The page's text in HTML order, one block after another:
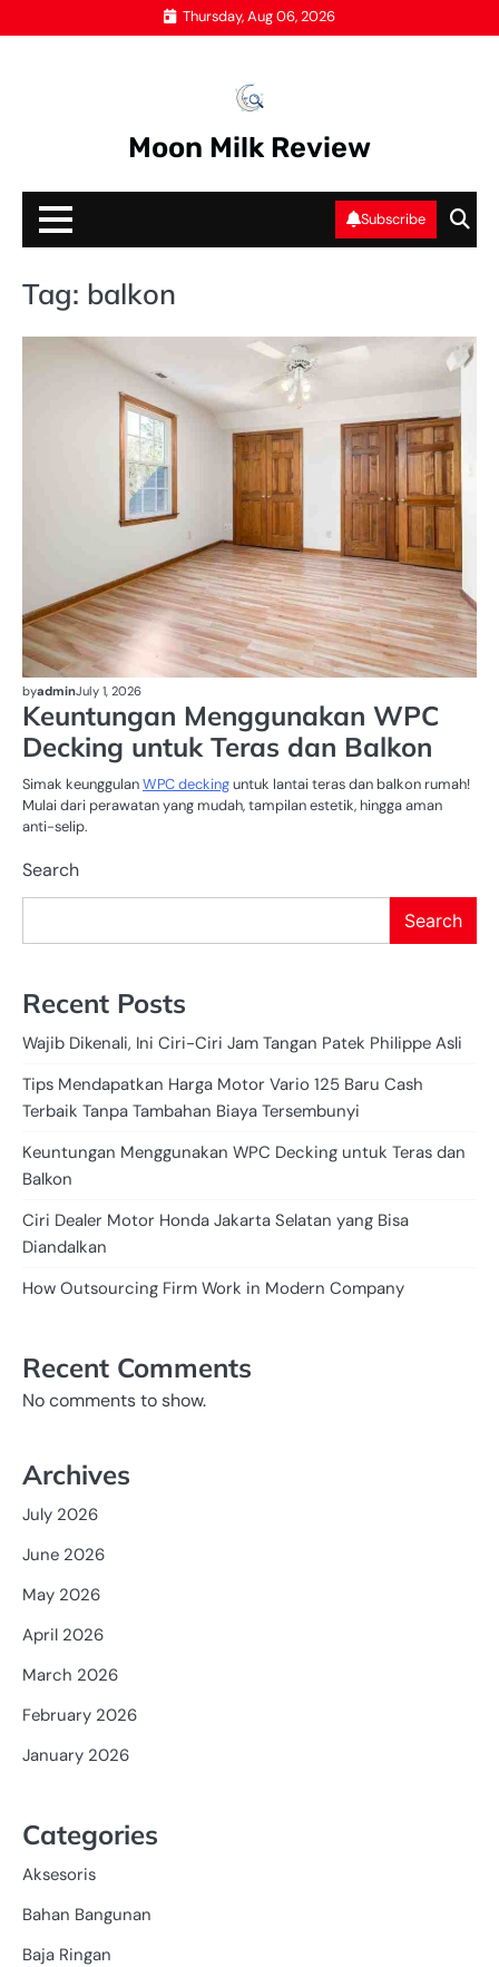
to
Thursday, Aug 06, 2026
Moon Milk Review
Subscribe
Tag: balkon
byadminJuly 1, 2026
Keuntungan Menggunakan WPC
Decking untuk Teras dan Balkon
Simak keunggulanWPC deckinguntuk lantai teras dan balkon rumah!
Mulai dari perawatan yang mudah, tampilan estetik, hingga aman
anti-selip.
Search
Search
Recent Posts
Wajib Dikenali, Ini Ciri-Ciri Jam Tangan Patek Philippe Asli
Tips Mendapatkan Harga Motor Vario 125 Baru Cash
Terbaik Tanpa Tambahan Biaya Tersembunyi
Keuntungan Menggunakan WPC Decking untuk Teras dan
Balkon
Ciri Dealer Motor Honda Jakarta Selatan yang Bisa
Diandalkan
How Outsourcing Firm Work in Modern Company
Recent Comments
No comments to show.
Archives
July 2026
June 2026
May 2026
April 2026
March 2026
February 2026
January 2026
Categories
Aksesoris
Bahan Bangunan
Baja Ringan